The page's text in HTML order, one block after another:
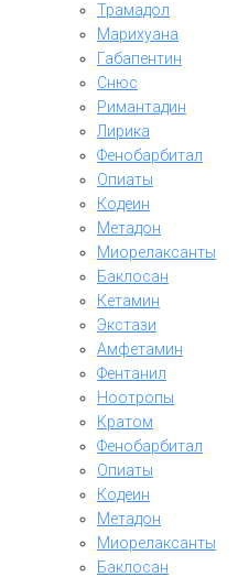
Трамадол
Марихуана
Габапентин
Снюс
Римантадин
Лирика
Фенобарбитал
Опиаты
Кодеин
Метадон
Миорелаксанты
Баклосан
Кетамин
Экстази
Амфетамин
Фентанил
Ноотропы
Кратом
Фенобарбитал
Опиаты
Кодеин
Метадон
Миорелаксанты
Баклосан